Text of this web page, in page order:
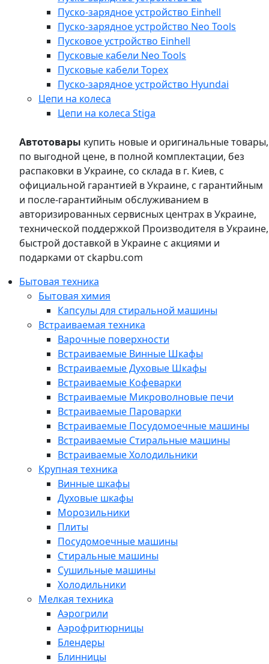
Пуско-зарядное устройство Einhell
Пуско-зарядное устройство Neo Tools
Пусковое устройство Einhell
Пусковые кабели Neo Tools
Пусковые кабели Topex
Пуско-зарядное устройство Hyundai
Цепи на колеса
Цепи на колеса Stiga
Автотовары купить новые и оригинальные товары,
по выгодной цене, в полной комплектации, без
распаковки в Украине, со склада в г. Киев, с
официальной гарантией в Украине, с гарантийным
и после-гарантийным обслуживанием в
авторизированных сервисных центрах в Украине,
технической поддержкой Производителя в Украине,
быстрой доставкой в Украине с акциями и
подарками от ckapbu.com
Бытовая техника
Бытовая химия
Капсулы для стиральной машины
Встраиваемая техника
Варочные поверхности
Встраиваемые Винные Шкафы
Встраиваемые Духовые Шкафы
Встраиваемые Кофеварки
Встраиваемые Микроволновые печи
Встраиваемые Пароварки
Встраиваемые Посудомоечные машины
Встраиваемые Стиральные машины
Встраиваемые Холодильники
Крупная техника
Винные шкафы
Духовые шкафы
Морозильники
Плиты
Посудомоечные машины
Стиральные машины
Сушильные машины
Холодильники
Мелкая техника
Аэрогрили
Аэрофритюрницы
Блендеры
Блинницы